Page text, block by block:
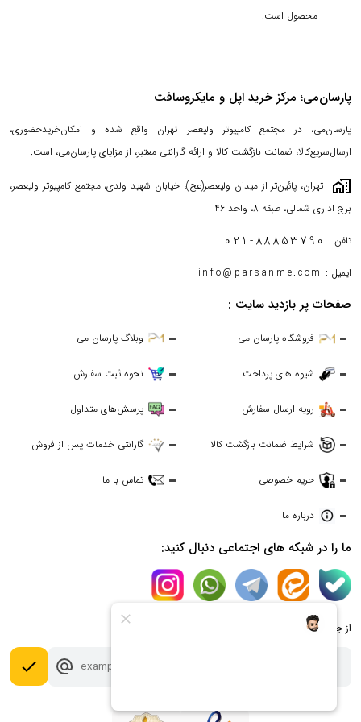
محصول است.
پارسان‌می؛ مرکز خرید اپل و مایکروسافت
پارسان‌می، در مجتمع کامپیوتر ولیعصر تهران واقع شده و امکان‌خریدحضوری،
ارسال‌سریع‌کالا، ضمانت بازگشت کالا و ارائه گارانتی معتبر، از مزایای پارسان‌می، است.
maps_home_work
تهران، پائین‌تر از میدان ولیعصر(عج)، خیابان شهید ولدی، مجتمع کامپیوتر ولیعصر،
برج اداری شمالی، طبقه 8، واحد 46
تلفن : 021-88853790
ایمیل : info@parsanme.com
صفحات پر بازدید سایت :
فروشگاه پارسان می وبلاگ پارسان می
شیوه های پرداخت نحوه ثبت سفارش
رویه ارسال سفارش پرسش‌های متداول
شرایط ضمانت بازگشت کالا گارانتی خدمات پس از فروش
حریم خصوصی تماس با ما
درباره ما
ما را در شبکه های اجتماعی دنبال کنید:
از جدیدترین تخفیف ها با خبر شوید:
done